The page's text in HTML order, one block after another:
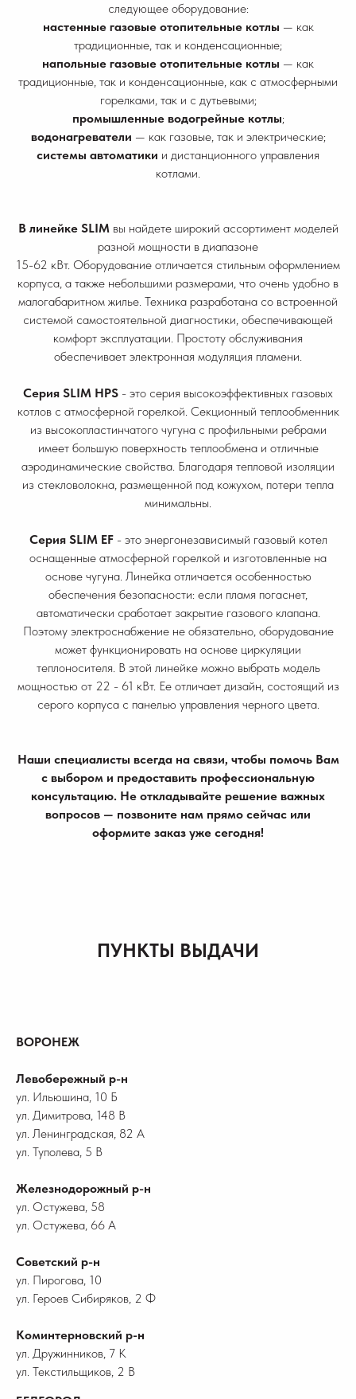
следующее оборудование:
настенные газовые отопительные котлы — как
традиционные, так и конденсационные;
напольные газовые отопительные котлы — как
традиционные, так и конденсационные, как с атмосферными
горелками, так и с дутьевыми;
промышленные водогрейные котлы;
водонагреватели — как газовые, так и электрические;
системы автоматики и дистанционного управления
котлами.
В линейке SLIMвы найдете широкий ассортимент моделей
разной мощности в диапазоне
15-62 кВт. Оборудование отличается стильным оформлением
корпуса, а также небольшими размерами, что очень удобно в
малогабаритном жилье. Техника разработана со встроенной
системой самостоятельной диагностики, обеспечивающей
комфорт эксплуатации. Простоту обслуживания
обеспечивает электронная модуляция пламени.
Серия SLIM HPS - это серия высокоэффективных газовых
котлов с атмосферной горелкой. Секционный теплообменник
из высокопластинчатого чугуна с профильными ребрами
имеет большую поверхность теплообмена и отличные
аэродинамические свойства. Благодаря тепловой изоляции
из стекловолокна, размещенной под кожухом, потери тепла
минимальны.
Cерия SLIM EF - это энергонезависимый газовый котел
оснащенные атмосферной горелкой и изготовленные на
основе чугуна. Линейка отличается особенностью
обеспечения безопасности: если пламя погаснет,
автоматически сработает закрытие газового клапана.
Поэтому электроснабжение не обязательно, оборудование
может функционировать на основе циркуляции
теплоносителя. В этой линейке можно выбрать модель
мощностью от 22 - 61 кВт. Ее отличает дизайн, состоящий из
серого корпуса с панелью управления черного цвета.
Наши специалисты всегда на связи, чтобы помочь Вам
с выбором и предоставить профессиональную
консультацию. Не откладывайте решение важных
вопросов — позвоните нам прямо сейчас или
оформите заказ уже сегодня!
ПУНКТЫ ВЫДАЧИ
ВОРОНЕЖ
Левобережный р-н
ул. Ильюшина, 10 Б
ул. Димитрова, 148 В
ул. Ленинградская, 82 А
ул. Туполева, 5 В
Железнодорожный р-н
ул. Остужева, 58
ул. Остужева, 66 А
Советский р-н
ул. Пирогова, 10
ул. Героев Сибиряков, 2 Ф
Коминтерновский р-н
ул. Дружинников, 7 К
ул. Текстильщиков, 2 В